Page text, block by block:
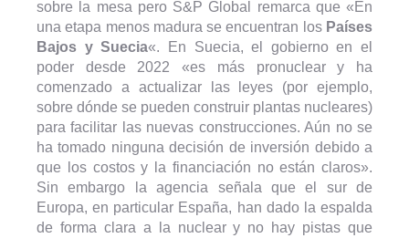
sobre la mesa pero S&P Global remarca que «En
una etapa menos madura se encuentran los Países
Bajos y Suecia«. En Suecia, el gobierno en el
poder desde 2022 «es más pronuclear y ha
comenzado a actualizar las leyes (por ejemplo,
sobre dónde se pueden construir plantas nucleares)
para facilitar las nuevas construcciones. Aún no se
ha tomado ninguna decisión de inversión debido a
que los costos y la financiación no están claros».
Sin embargo la agencia señala que el sur de
Europa, en particular España, han dado la espalda
de forma clara a la nuclear y no hay pistas que